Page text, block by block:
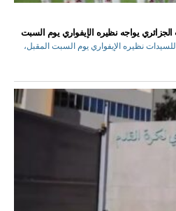
يواجه نظيره الإيفواري يوم السبت
نظيره الإيفواري يوم السبت المقبل،